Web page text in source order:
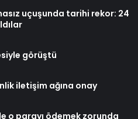
uçuşunda tarihi rekor: 24
görüştü
iletişim ağına onay
o parayı ödemek zorunda